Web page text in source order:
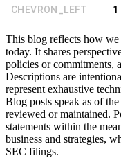
CHEVRON_LEFT 1
This blog reflects how
today. It shares
policies or commitments,
Descriptions are
represent exhaustive
Blog posts speak as of
reviewed or maintained.
statements within the
business and strategies,
SEC filings.